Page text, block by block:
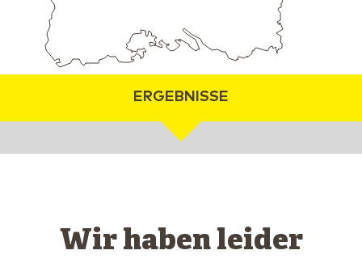
ERGEBNISSE
Wir haben leider